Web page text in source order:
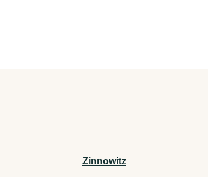
Zinnowitz